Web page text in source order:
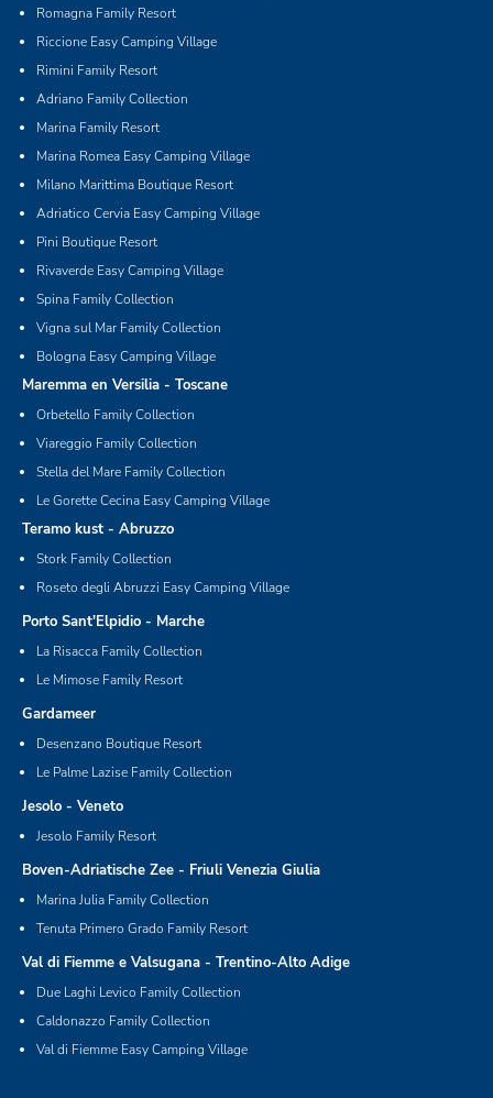
Romagna Family Resort
Riccione Easy Camping Village
Rimini Family Resort
Adriano Family Collection
Marina Family Resort
Marina Romea Easy Camping Village
Milano Marittima Boutique Resort
Adriatico Cervia Easy Camping Village
Pini Boutique Resort
Rivaverde Easy Camping Village
Spina Family Collection
Vigna sul Mar Family Collection
Bologna Easy Camping Village
Maremma en Versilia - Toscane
Orbetello Family Collection
Viareggio Family Collection
Stella del Mare Family Collection
Le Gorette Cecina Easy Camping Village
Teramo kust - Abruzzo
Stork Family Collection
Roseto degli Abruzzi Easy Camping Village
Porto Sant'Elpidio - Marche
La Risacca Family Collection
Le Mimose Family Resort
Gardameer
Desenzano Boutique Resort
Le Palme Lazise Family Collection
Jesolo - Veneto
Jesolo Family Resort
Boven-Adriatische Zee - Friuli Venezia Giulia
Marina Julia Family Collection
Tenuta Primero Grado Family Resort
Val di Fiemme e Valsugana - Trentino-Alto Adige
Due Laghi Levico Family Collection
Caldonazzo Family Collection
Val di Fiemme Easy Camping Village